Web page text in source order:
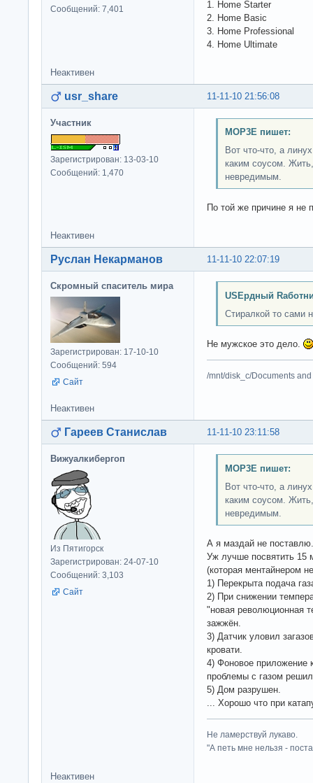
Сообщений: 7,401
1. Home Starter
2. Home Basic
3. Home Professional
4. Home Ultimate
Неактивен
11-11-10 21:56:08
usr_share
Участник
Зарегистрирован: 13-03-10
Сообщений: 1,470
MOP3E пишет:
Вот что-что, а
каким соусом.
невредимым.
По той же причине я не
Неактивен
11-11-10 22:07:19
Руслан Некарманов
Скромный спаситель мира
Зарегистрирован: 17-10-10
Сообщений: 594
Сайт
USEрдный
Стиралкой то сами
Не мужское это дело.
/mnt/disk_c/Documents
Неактивен
11-11-10 23:11:58
Гареев Станислав
Вижуалкибергоп
Из Пятигорск
Зарегистрирован: 24-07-10
Сообщений: 3,103
Сайт
MOP3E пишет:
Вот что-что, а
каким соусом.
невредимым.
А я маздай не
Уж лучше посвятить 15
(которая ментайнером
1) Перекрыта подача
2) При снижении
"новая революционная
зажжён.
3) Датчик уловил
кровати.
4) Фоновое приложение
проблемы с газом
5) Дом разрушен.
... Хорошо что при
Не ламерствуй лукаво.
"А петь мне нельзя -
Неактивен